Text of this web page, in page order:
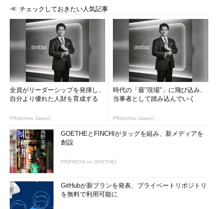
チェックしておきたい人気記事
全員がリーダーシップを発揮し、
自分より優れた人財を育成する
PR(dentsu Japan)
時代の「最"現場"」に飛び込み、
当事者として踏み込んでいく
PR(dentsu Japan)
GOETHEとFINCHIがタッグを組み、新メディアを
創設
PR(FINCHI on GOETHE)
GitHubが新プランを発表、プライベートリポジトリ
を無料で利用可能に